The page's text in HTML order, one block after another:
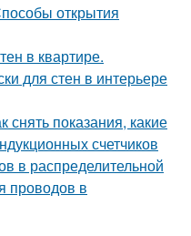
открытия
в квартире.
для стен в интерьере
снять показания, какие
счетчиков
в распределительной
проводов в